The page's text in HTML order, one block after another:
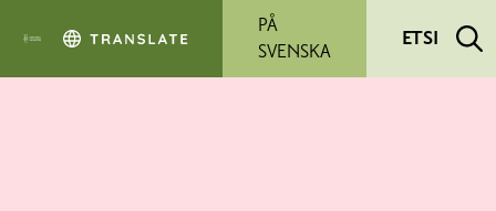
PÅ
SVENSKA
ETSI